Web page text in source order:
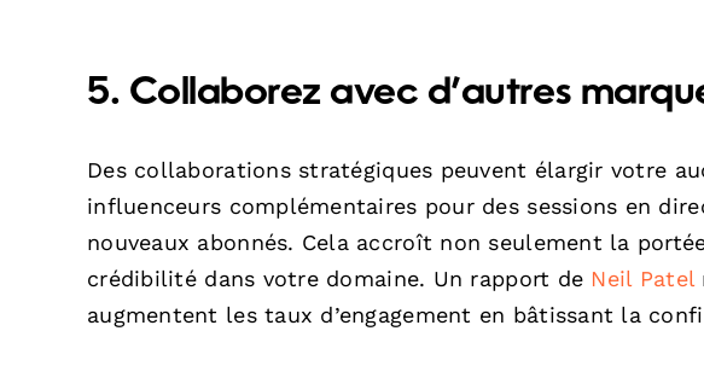
5. Collaborez avec d’autres
Des collaborations stratégiques peuvent élargir votre
influenceurs complémentaires pour des sessions en
nouveaux abonnés. Cela accroît non seulement la
crédibilité dans votre domaine. Un rapport de Neil Patel
augmentent les taux d’engagement en bâtissant la